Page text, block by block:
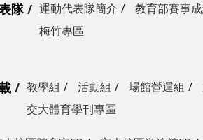
隊 運動代表隊簡介 教育部賽事
梅竹專區
教學組 活動組 場館營運組
交大體育學刊專區